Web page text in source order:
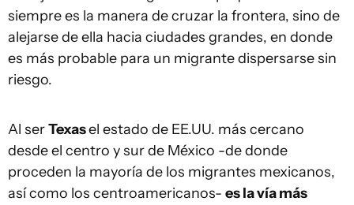
siempre es la manera de cruzar la frontera, sino de
alejarse de ella hacia ciudades grandes, en donde
es más probable para un migrante dispersarse sin
riesgo.
Al serTexasel estado de EE.UU. más cercano
desde el centro y sur de México -de donde
proceden la mayoría de los migrantes mexicanos,
así como los centroamericanos- es la vía más